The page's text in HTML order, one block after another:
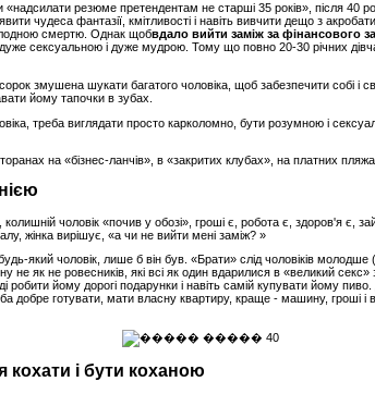
«надсилати резюме претендентам не старші 35 років», після 40
чудеса фантазії, кмітливості і навіть вивчити дещо з
смертю. Однак щобвдало вийти заміж за фінансового
сексуальною і дуже мудрою. Тому що повно 20-30 річних
змушена шукати багатого чоловіка, щоб забезпечити собі і
йому тапочки в зубах.
треба виглядати просто карколомно, бути розумною і
на «бізнес-ланчів», в «закритих клубах», на платних
чоловік «почив у обозі», гроші є, робота є, здоров'я є,
жінка вирішує, «а чи не вийти мені заміж? »
будь-який чоловік, лише б він був. «Брати» слід чоловіків
не як не ровесників, які всі як один вдарилися в «великий
робити йому дорогі подарунки і навіть самій купувати йому
добре готувати, мати власну квартиру, краще - машину, гроші і
кохати і бути коханою